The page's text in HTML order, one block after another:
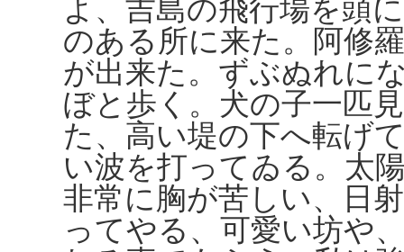
よ、吉島の飛行場を頭
のある所に来た。阿修
が出来た。ずぶぬれに
ぼと歩く。犬の子一匹
た、高い堤の下へ転げ
い波を打ってゐる。太
非常に胸が苦しい、日
ってやる、可愛い坊や